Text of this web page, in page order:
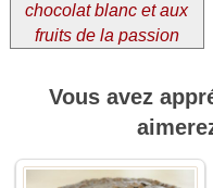
chocolat blanc et aux
fruits de la passion
Vous avez